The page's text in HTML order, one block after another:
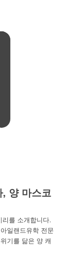
양 마스코
를 소개합니다.
일랜드유학 전문
기를 닮은 양 캐